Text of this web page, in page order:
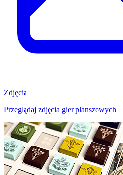
Zdjęcia
Przeglądaj zdjęcia gier planszowych